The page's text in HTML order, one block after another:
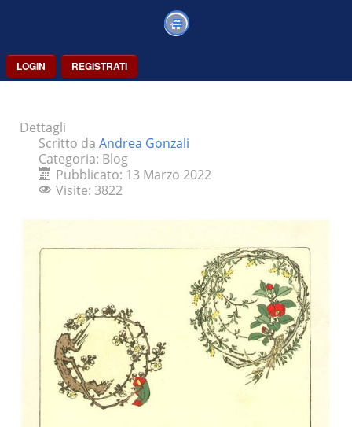
LOGIN REGISTRATI
Dettagli
Scritto da Andrea Gonzali
Categoria: Blog
Pubblicato: 13 Marzo 2022
Visite: 3822